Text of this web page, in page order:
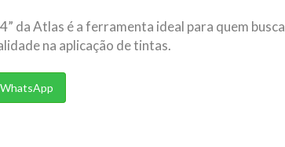
da Atlas é a ferramenta ideal para quem busca
na aplicação de tintas.